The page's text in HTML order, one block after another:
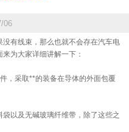
06
有线束，那么也就不会存在汽车电
为大家详细讲解一下：
，采取**的装备在导体的外面包覆
以及无碱玻璃纤维带，除了这些之